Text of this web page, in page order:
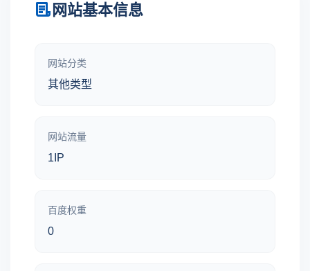
网站基本信息
网站分类
其他类型
网站流量
1IP
百度权重
0